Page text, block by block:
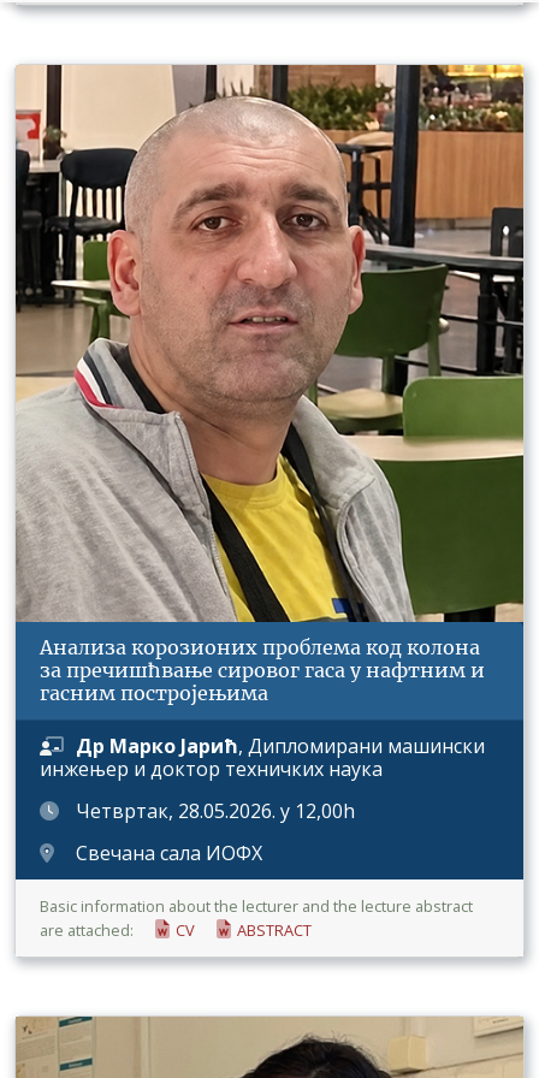
Анализа корозионих проблема код колона
за пречишћвање сировог гаса у нафтним и
гасним постројењима
Др Марко Јарић, Дипломирани машински
инжењер и доктор техничких наука
Четвртак, 28.05.2026. у 12,00h
Свечана сала ИОФХ
Basic information about the lecturer and the lecture abstract
are attached:
CV ABSTRACT